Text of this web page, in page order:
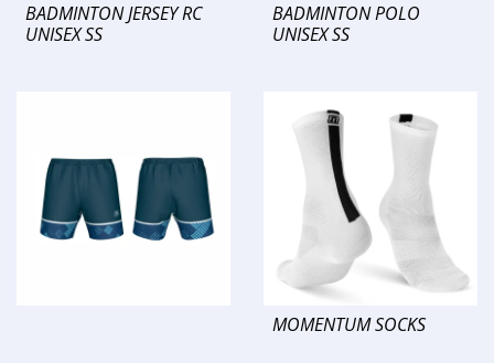
BADMINTON JERSEY RC
UNISEX SS
BADMINTON POLO
UNISEX SS
MOMENTUM SOCKS